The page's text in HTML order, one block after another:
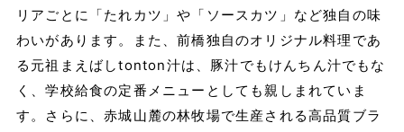
リアごとに「たれカツ」や「ソースカツ」など独自の味
わいがあります。また、前橋独自のオリジナル料理であ
る元祖まえばしtonton汁は、豚汁でもけんちん汁でもな
く、学校給食の定番メニューとしても親しまれていま
す。さらに、赤城山麓の林牧場で生産される高品質ブラ